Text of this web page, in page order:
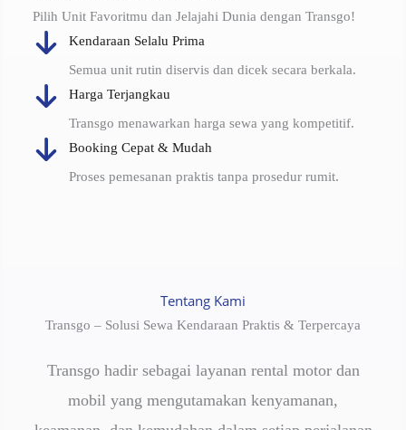
Pilih Unit Favoritmu dan Jelajahi Dunia dengan Transgo!
Kendaraan Selalu Prima
Semua unit rutin diservis dan dicek secara berkala.
Harga Terjangkau
Transgo menawarkan harga sewa yang kompetitif.
Booking Cepat & Mudah
Proses pemesanan praktis tanpa prosedur rumit.
Tentang Kami
Transgo – Solusi Sewa Kendaraan Praktis & Terpercaya
Transgo hadir sebagai layanan rental motor dan
mobil yang mengutamakan kenyamanan,